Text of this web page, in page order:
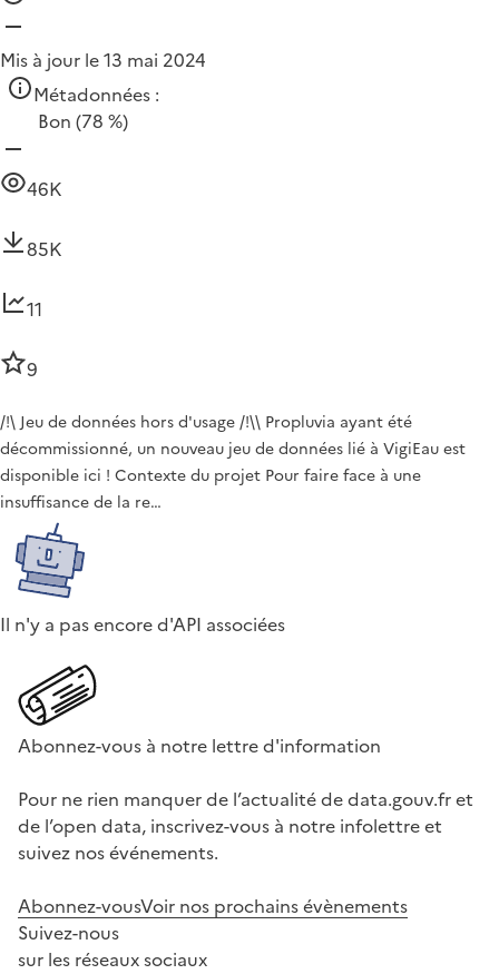
Mis à jour le 13 mai 2024
Métadonnées :
Bon (78 %)
46K
85K
11
9
/!\ Jeu de données hors d'usage /!\\ Propluvia ayant été
décommissionné, un nouveau jeu de données lié à VigiEau est
disponible ici ! Contexte du projet Pour faire face à une
insuffisance de la re…
Il n'y a pas encore d'API associées
Abonnez-vous à notre lettre d'information
Pour ne rien manquer de l’actualité de data.gouv.fr et
de l’open data, inscrivez-vous à notre infolettre et
suivez nos événements.
Abonnez-vousVoir nos prochains évènements
Suivez-nous
sur les réseaux sociaux